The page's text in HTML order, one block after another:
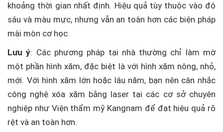
khoảng thời gian nhất định. Hiệu quả tùy thuộc vào độ
sâu và màu mực, nhưng vẫn an toàn hơn các biện pháp
mài mòn cơ học.
Lưu ý: Các phương pháp tại nhà thường chỉ làm mờ
một phần hình xăm, đặc biệt là với hình xăm nông, nhỏ,
mới. Với hình xăm lớn hoặc lâu năm, bạn nên cân nhắc
công nghệ xóa xăm bằng laser tại các cơ sở chuyên
nghiệp như Viện thẩm mỹ Kangnam để đạt hiệu quả rõ
rệt và an toàn hơn.